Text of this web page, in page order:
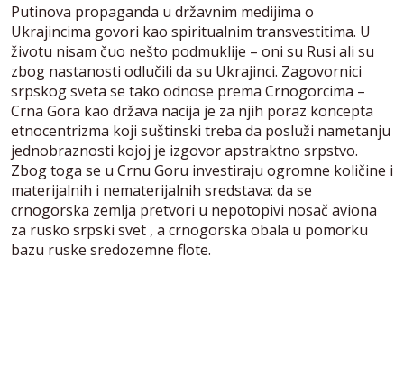
Putinova propaganda u državnim medijima o
Ukrajincima govori kao spiritualnim transvestitima. U
životu nisam čuo nešto podmuklije – oni su Rusi ali su
zbog nastanosti odlučili da su Ukrajinci. Zagovornici
srpskog sveta se tako odnose prema Crnogorcima –
Crna Gora kao država nacija je za njih poraz koncepta
etnocentrizma koji suštinski treba da posluži nametanju
jednobraznosti kojoj je izgovor apstraktno srpstvo.
Zbog toga se u Crnu Goru investiraju ogromne količine i
materijalnih i nematerijalnih sredstava: da se
crnogorska zemlja pretvori u nepotopivi nosač aviona
za rusko srpski svet , a crnogorska obala u pomorku
bazu ruske sredozemne flote.